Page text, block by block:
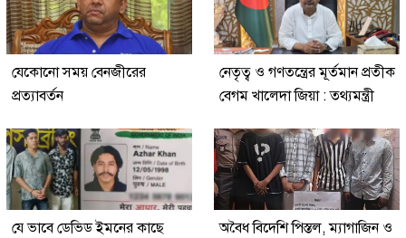
যেকোনো সময় বেনজীরের
প্রত্যাবর্তন
নেতৃত্ব ও গণতন্ত্রের মূর্তমান প্রতীক
বেগম খালেদা জিয়া : তথ্যমন্ত্রী
যে ভাবে ডেভিড ইমনের কাছে
অবৈধ বিদেশি পিস্তল, ম্যাগাজিন ও